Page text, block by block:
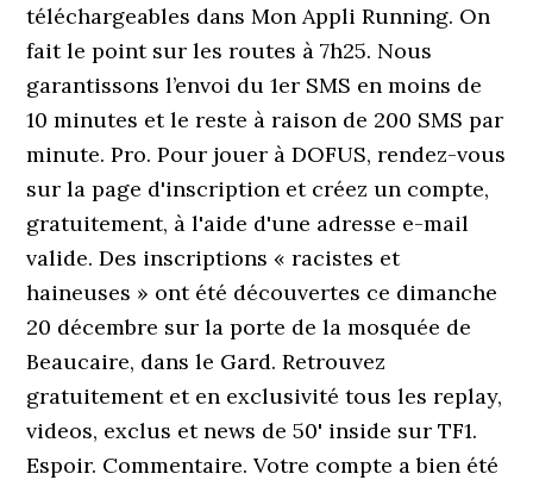
téléchargeables dans Mon Appli Running. On
fait le point sur les routes à 7h25. Nous
garantissons l’envoi du 1er SMS en moins de
10 minutes et le reste à raison de 200 SMS par
minute. Pro. Pour jouer à DOFUS, rendez-vous
sur la page d'inscription et créez un compte,
gratuitement, à l'aide d'une adresse e-mail
valide. Des inscriptions « racistes et
haineuses » ont été découvertes ce dimanche
20 décembre sur la porte de la mosquée de
Beaucaire, dans le Gard. Retrouvez
gratuitement et en exclusivité tous les replay,
videos, exclus et news de 50' inside sur TF1.
Espoir. Commentaire. Votre compte a bien été